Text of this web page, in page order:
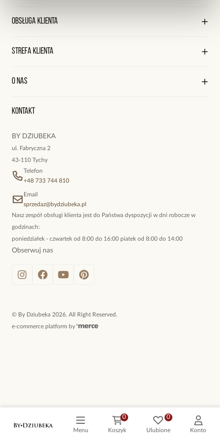
O marce By Dziubeka
Współpraca
Obsługa klienta
Regulamin sklepu
Reklamacje i zwroty
Strefa klienta
Edycja profilu
O nas
Oryginalne naszyjniki, topowe bransoletki, okazałe kolczyki,
Kontakt
BY DZIUBEKA
ul. Fabryczna 2
43-110 Tychy
Telefon
+48 733 744 810
Email
sprzedaz@bydziubeka.pl
Nasz zespół obsługi klienta jest do Państwa dyspozycji w dni robocze w
godzinach:
poniedziałek - czwartek od 8:00 do 16:00 piatek od 8:00 do 14:00
Obserwuj nas
© By Dziubeka 2026. All Right Reserved.
e-commerce platform by
Menu
0
Koszyk
0
Ulubione Konto